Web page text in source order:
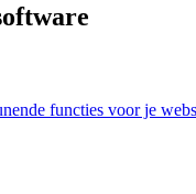
functies voor je